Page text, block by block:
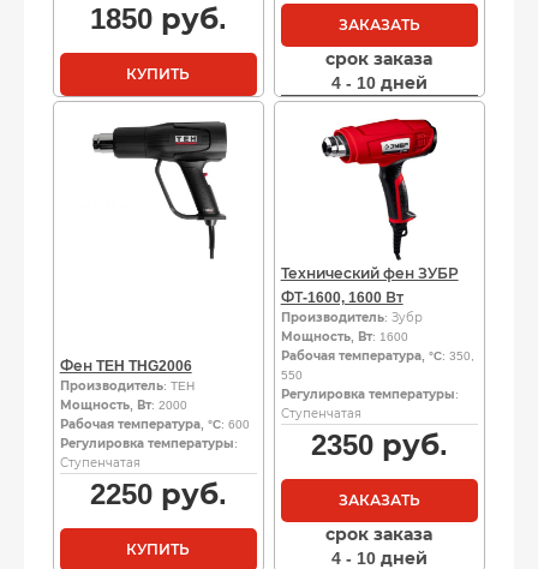
1850руб.
КУПИТЬ
ЗАКАЗАТЬ
срок заказа
4 - 10 дней
Фен TEH THG2006
Производитель: TEH
Мощность, Вт: 2000
Рабочая температура, °C: 600
Регулировка температуры:
Ступенчатая
2250руб.
КУПИТЬ
Технический фен ЗУБР
ФТ-1600, 1600 Вт
Производитель: Зубр
Мощность, Вт: 1600
Рабочая температура, °C: 350,
550
Регулировка температуры:
Ступенчатая
2350руб.
ЗАКАЗАТЬ
срок заказа
4 - 10 дней